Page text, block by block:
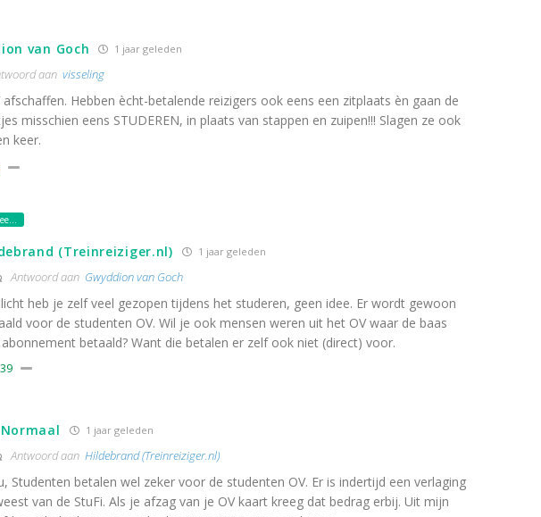
van Goch 1 jaar geleden
aan visseling
afschaffen. Hebben ècht-betalende reizigers ook eens een zitplaats èn gaan de
misschien eens STUDEREN, in plaats van stappen en zuipen!!! Slagen ze ook
keer.
Beheerder
(Treinreiziger.nl) 1 jaar geleden
Antwoord aan Gwyddion van Goch
heb je zelf veel gezopen tijdens het studeren, geen idee. Er wordt gewoon
voor de studenten OV. Wil je ook mensen weren uit het OV waar de baas
betaald? Want die betalen er zelf ook niet (direct) voor.
39
1 jaar geleden
Antwoord aan Hildebrand (Treinreiziger.nl)
Studenten betalen wel zeker voor de studenten OV. Er is indertijd een verlaging
van de StuFi. Als je afzag van je OV kaart kreeg dat bedrag erbij. Uit mijn